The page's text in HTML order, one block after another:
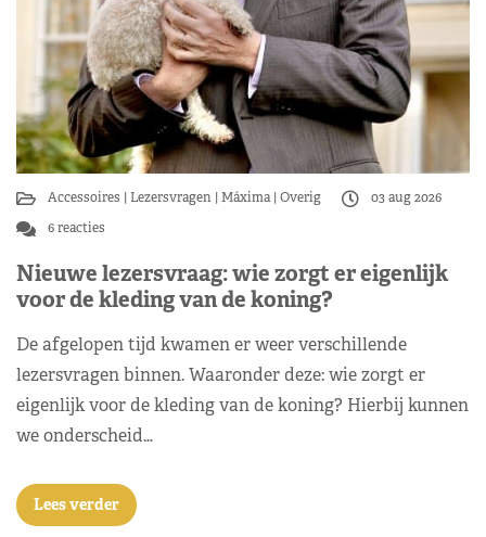
Accessoires Lezersvragen Máxima Overig
03 aug 2026
6 reacties
Nieuwe lezersvraag: wie zorgt er eigenlijk
voor de kleding van de koning?
De afgelopen tijd kwamen er weer verschillende
lezersvragen binnen. Waaronder deze: wie zorgt er
eigenlijk voor de kleding van de koning? Hierbij kunnen
we onderscheid…
Lees verder